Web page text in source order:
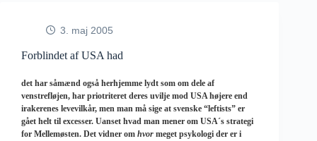
3. maj 2005
Forblindet af USA had
det har såmænd også herhjemme lydt som om dele af
venstrefløjen, har priotriteret deres uvilje mod USA højere end
irakerenes levevilkår, men man må sige at svenske “leftists” er
gået helt til excesser. Uanset hvad man mener om USA´s strategi
for Mellemøsten. Det vidner om hvor meget psykologi der er i